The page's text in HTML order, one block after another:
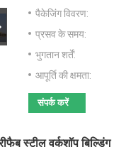
पैकेजिंग विवरण:
प्रसव के समय:
भुगतान शर्तें:
आपूर्ति की क्षमता:
संपर्क करें
स्टील वर्कशॉप बिल्डिंग